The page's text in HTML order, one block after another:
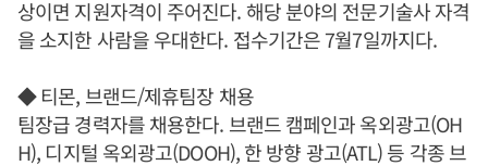
상이면 지원자격이 주어진다. 해당 분야의 전문기술사 자격
을 소지한 사람을 우대한다. 접수기간은 7월7일까지다.
◆ 티몬, 브랜드/제휴팀장 채용
팀장급 경력자를 채용한다. 브랜드 캠페인과 옥외광고(OH
H), 디지털 옥외광고(DOOH), 한 방향 광고(ATL) 등 각종 브